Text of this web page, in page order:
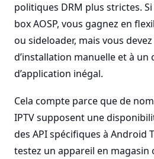
politiques DRM plus strictes.
box AOSP, vous gagnez en
ou sideloader, mais vous
d’installation manuelle et à
d’application inégal.
Cela compte parce que de
IPTV supposent une
des API spécifiques à Android
testez un appareil en magasin